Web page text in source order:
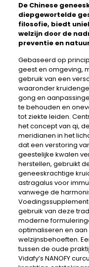
De Chinese
diepgewortelde
filosofie, biedt
welzijn door de
preventie en
Gebaseerd op
geest en omgeving,
gebruik van een
waaronder
gong en
te behouden en
tot ziekte leiden.
het concept van qi,
meridianen in het
dat een verstoring
geestelijke kwalen
herstellen, gebruikt
geneeskrachtige
astragalus voor
vanwege de
gebruik van deze
moderne
optimaliseren en
welzijnsbehoeften.
tussen de oude
Vidafy’s NANOFY